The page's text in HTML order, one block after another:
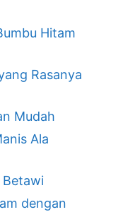
Hitam
Rasanya
Mudah
Ala
Betawi
dengan